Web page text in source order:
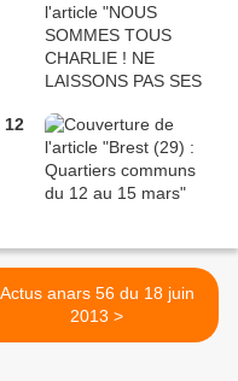
12
Actus anars 56 du 18 juin
2013 >